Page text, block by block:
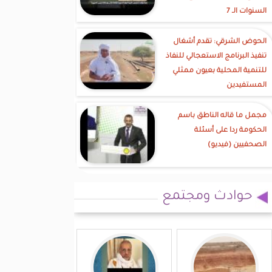
السنوات الـ 7
الحوض الشرقي: تقدم أشغال
تنفيذ البرنامج الاستعجالي للنفاذ
للتنمية المحلية بعيون ممثلي
المستفيدين
مجمل ما قاله الناطق باسم
الحكومة ردا على أسئلة
الصحفيين (فيديو)
حوادث ومجتمع